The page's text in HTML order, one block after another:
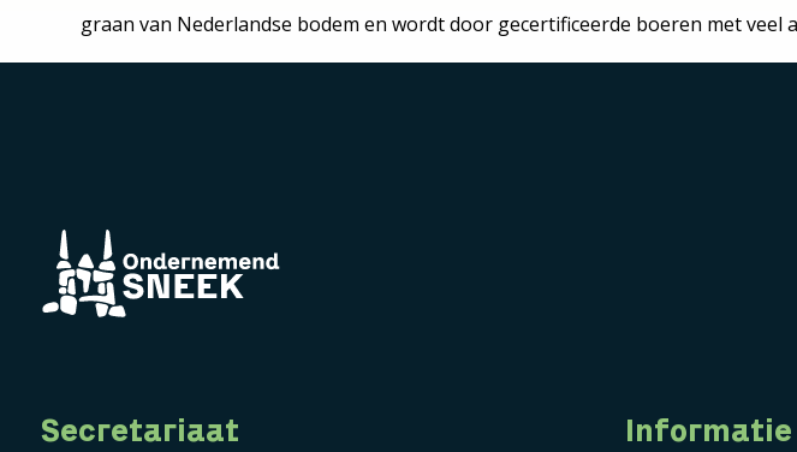
graan van Nederlandse bodem en wordt door gecertificeerde boeren met
Secretariaat Informatie